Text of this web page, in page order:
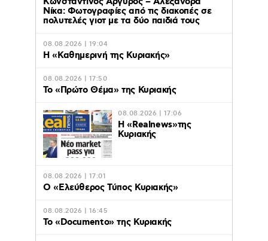
Νίκα: Φωτογραφίες από τις διακοπές σε
πολυτελές γιοτ με τα δύο παιδιά τους
08.08.2026 | 19:04
H «Καθημερινή της Κυριακής»
08.08.2026 | 17:50
Το «Πρώτο Θέμα» της Κυριακής
08.08.2026 | 17:06
Η «Realnews»της
Κυριακής
08.08.2026 | 17:01
Ο «Eλεύθερος Τύπος Κυριακής»
08.08.2026 | 16:45
Το «Documento» της Κυριακής